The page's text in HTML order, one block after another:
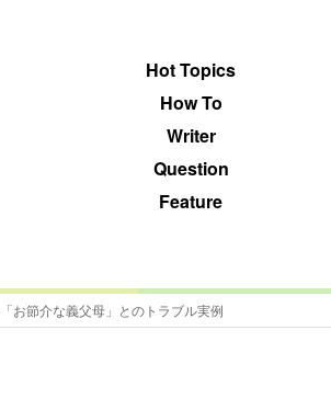
Hot Topics
How To
Writer
Question
Feature
お節介な義父母」とのトラブル実例